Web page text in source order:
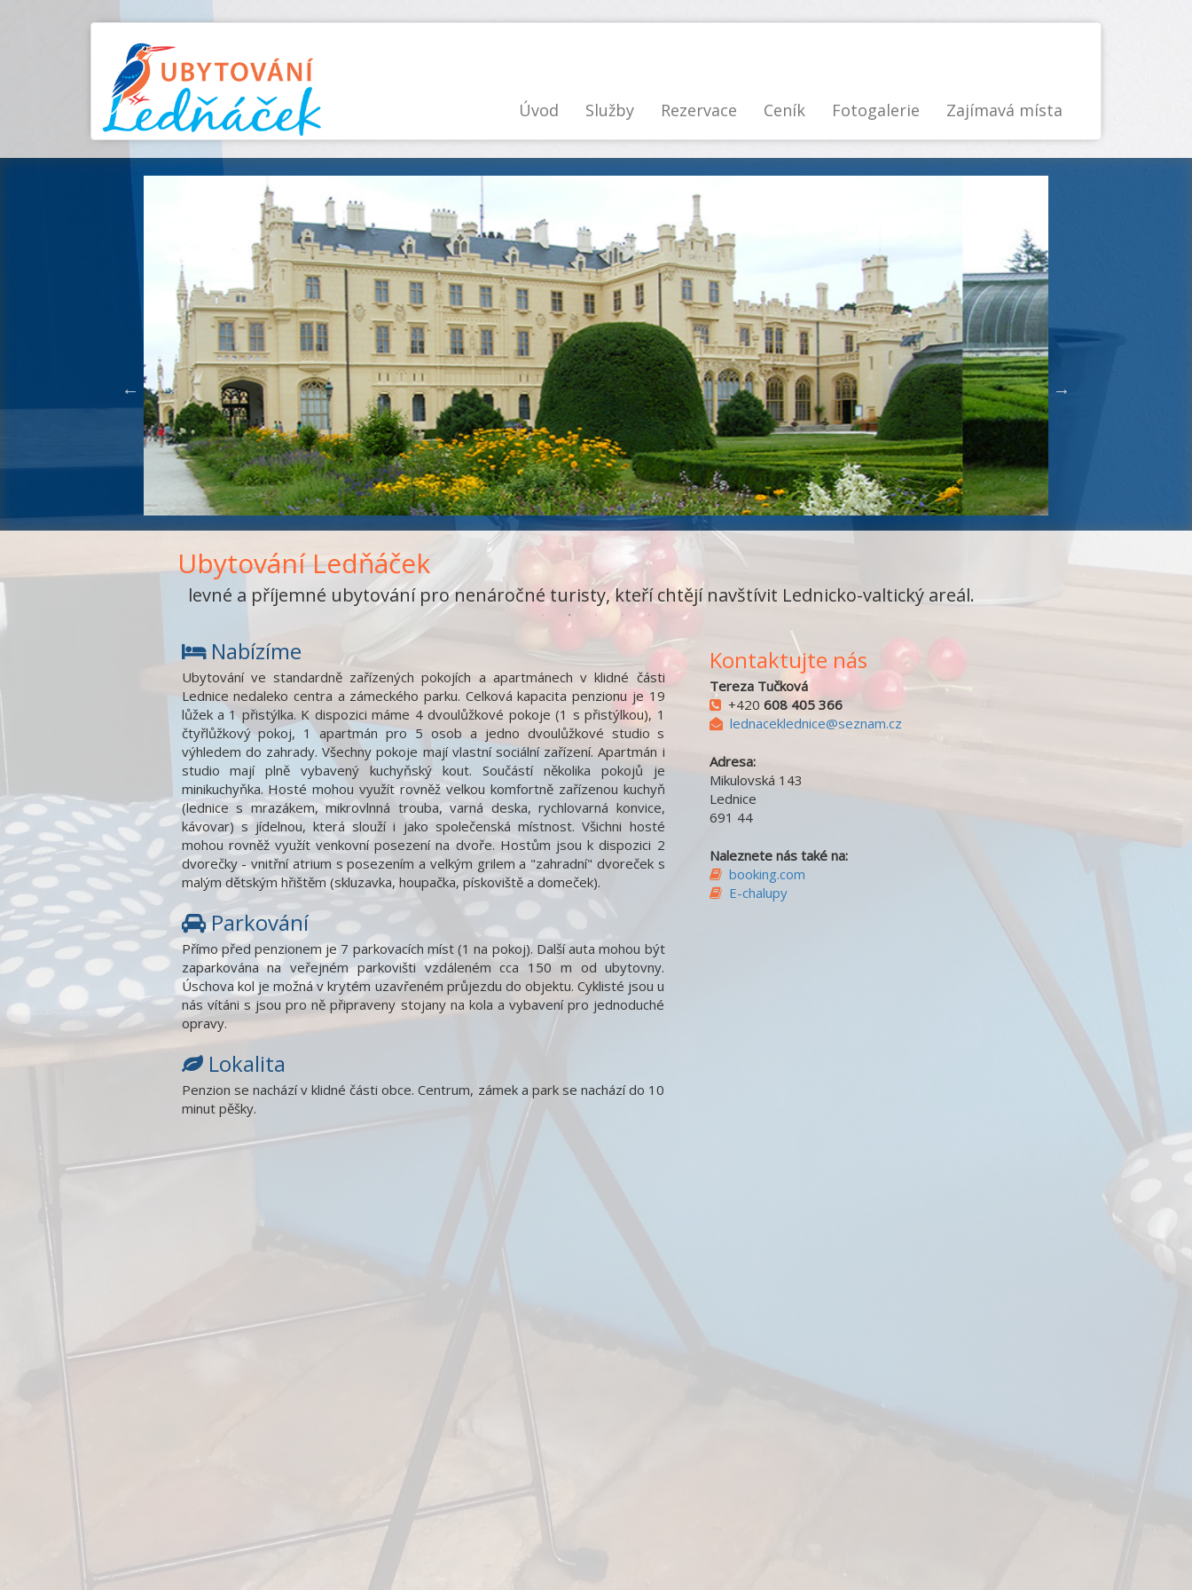
Úvod Služby Rezervace Ceník Fotogalerie Zajímavá místa
Ubytování Ledňáček
levné a příjemné ubytování pro nenáročné turisty, kteří chtějí navštívit Lednicko-valtický areál.
Nabízíme
Ubytování ve standardně zařízených pokojích a apartmánech v klidné části
Lednice nedaleko centra a zámeckého parku. Celková kapacita penzionu je 19
lůžek a 1 přistýlka. K dispozici máme 4 dvoulůžkové pokoje (1 s přistýlkou), 1
čtyřlůžkový pokoj, 1 apartmán pro 5 osob a jedno dvoulůžkové studio s
výhledem do zahrady. Všechny pokoje mají vlastní sociální zařízení. Apartmán i
studio mají plně vybavený kuchyňský kout. Součástí několika pokojů je
minikuchyňka. Hosté mohou využít rovněž velkou komfortně zařízenou kuchyň
(lednice s mrazákem, mikrovlnná trouba, varná deska, rychlovarná konvice,
kávovar) s jídelnou, která slouží i jako společenská místnost. Všichni hosté
mohou rovněž využít venkovní posezení na dvoře. Hostům jsou k dispozici 2
dvorečky - vnitřní atrium s posezením a velkým grilem a "zahradní" dvoreček s
malým dětským hřištěm (skluzavka, houpačka, pískoviště a domeček).
Parkování
Přímo před penzionem je 7 parkovacích míst (1 na pokoj). Další auta mohou být
zaparkována na veřejném parkovišti vzdáleném cca 150 m od ubytovny.
Úschova kol je možná v krytém uzavřeném průjezdu do objektu. Cyklisté jsou u
nás vítáni s jsou pro ně připraveny stojany na kola a vybavení pro jednoduché
opravy.
Lokalita
Penzion se nachází v klidné části obce. Centrum, zámek a park se nachází do 10
minut pěšky.
Kontaktujte nás
Tereza Tučková
+420 608 405 366
lednaceklednice@seznam.cz
Adresa:
Mikulovská 143
Lednice
691 44
Naleznete nás také na:
booking.com
E-chalupy